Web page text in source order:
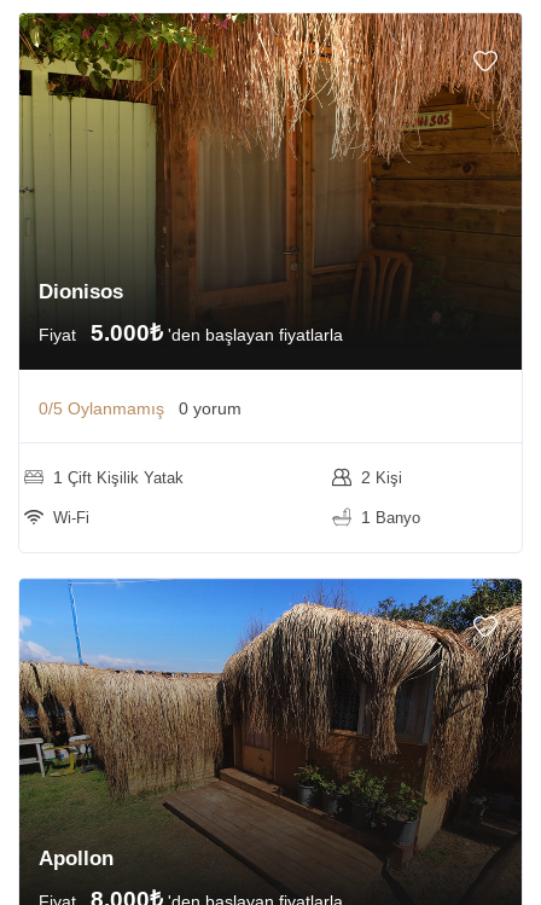
Dionisos
Fiyat 5.000₺ 'den başlayan fiyatlarla
0/5 Oylanmamış 0 yorum
1 Çift Kişilik Yatak
Wi-Fi
2 Kişi
1 Banyo
Apollon
8.000₺